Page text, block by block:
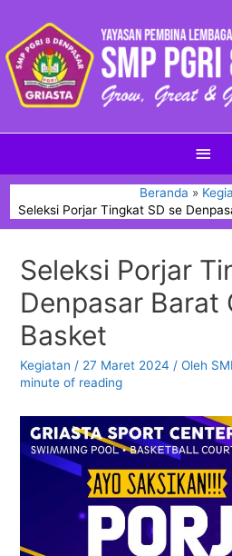
Beranda
Seleksi Porjar Tingkat SD se
Seleksi Porjar
Denpasar Barat
Basket
Kegiatan / 27 Maret 2024 / Oleh
minute of reading